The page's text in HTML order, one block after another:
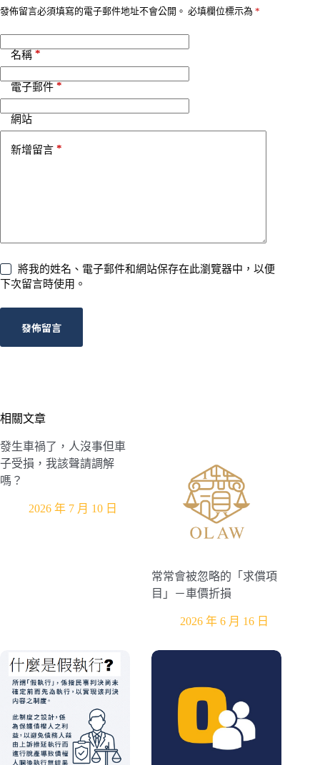
發佈留言必須填寫的電子郵件地址不會公開。 必填欄位標示為 *
名稱 *
電子郵件 *
網站
新增留言 *
將我的姓名、電子郵件和網站保存在此瀏覽器中，以便
下次留言時使用。
發佈留言
v
:
相關文章
發生車禍了，人沒事但車
子受損，我該聲請調解
嗎？
2026 年 7 月 10 日
常常會被忽略的「求償項
目」－車價折損
2026 年 6 月 16 日